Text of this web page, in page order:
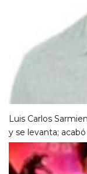
Luis Carlos
y se levanta;